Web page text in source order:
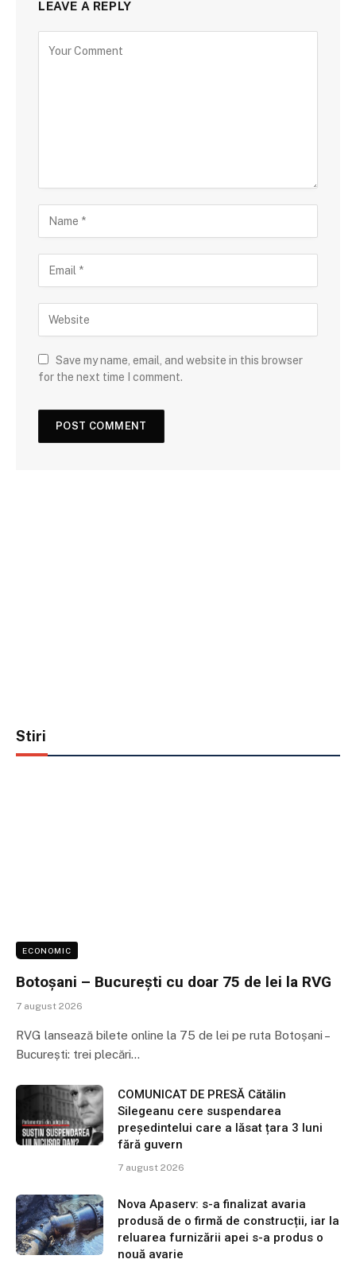
LEAVE A REPLY
Save my name, email, and website in this browser
for the next time I comment.
Stiri
ECONOMIC
Botoșani – București cu doar 75 de lei la RVG
7 august 2026
RVG lansează bilete online la 75 de lei pe ruta Botoșani –
București: trei plecări…
COMUNICAT DE PRESĂ Cătălin
Silegeanu cere suspendarea
președintelui care a lăsat țara 3 luni
fără guvern
7 august 2026
Nova Apaserv: s-a finalizat avaria
produsă de o firmă de construcții, iar la
reluarea furnizării apei s-a produs o
nouă avarie